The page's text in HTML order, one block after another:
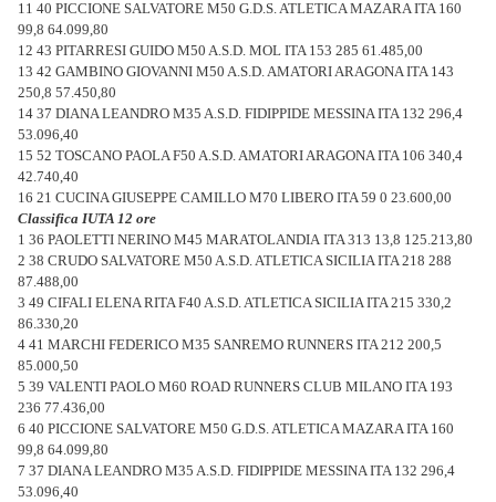
11 40 PICCIONE SALVATORE M50 G.D.S. ATLETICA MAZARA ITA 160
99,8 64.099,80
12 43 PITARRESI GUIDO M50 A.S.D. MOL ITA 153 285 61.485,00
13 42 GAMBINO GIOVANNI M50 A.S.D. AMATORI ARAGONA ITA 143
250,8 57.450,80
14 37 DIANA LEANDRO M35 A.S.D. FIDIPPIDE MESSINA ITA 132 296,4
53.096,40
15 52 TOSCANO PAOLA F50 A.S.D. AMATORI ARAGONA ITA 106 340,4
42.740,40
16 21 CUCINA GIUSEPPE CAMILLO M70 LIBERO ITA 59 0 23.600,00
Classifica IUTA 12 ore
1 36 PAOLETTI NERINO M45 MARATOLANDIA ITA 313 13,8 125.213,80
2 38 CRUDO SALVATORE M50 A.S.D. ATLETICA SICILIA ITA 218 288
87.488,00
3 49 CIFALI ELENA RITA F40 A.S.D. ATLETICA SICILIA ITA 215 330,2
86.330,20
4 41 MARCHI FEDERICO M35 SANREMO RUNNERS ITA 212 200,5
85.000,50
5 39 VALENTI PAOLO M60 ROAD RUNNERS CLUB MILANO ITA 193
236 77.436,00
6 40 PICCIONE SALVATORE M50 G.D.S. ATLETICA MAZARA ITA 160
99,8 64.099,80
7 37 DIANA LEANDRO M35 A.S.D. FIDIPPIDE MESSINA ITA 132 296,4
53.096,40